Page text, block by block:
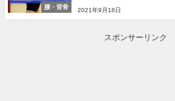
腰・背骨
2021年9月18日
スポンサーリンク